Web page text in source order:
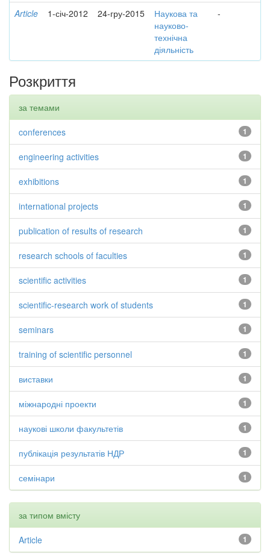
Article 1-січ-2012 24-гру-2015
Наукова та
науково-
технічна
діяльність
-
Розкриття
за темами
1
conferences
1
engineering activities
1
exhibitions
1
international projects
1
publication of results of research
1
research schools of faculties
1
scientific activities
1
scientific-research work of students
1
seminars
1
training of scientific personnel
1
виставки
1
міжнародні проекти
1
наукові школи факультетів
1
публікація результатів НДР
1
семінари
за типом вмісту
1
Article